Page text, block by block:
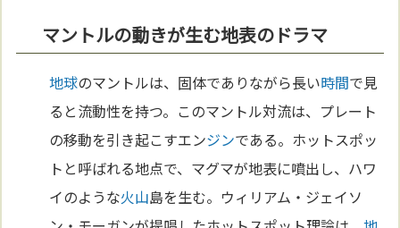
マントルの動きが生む地表のドラマ
地球のマントルは、固体でありながら長い時間で見
ると流動性を持つ。このマントル対流は、プレート
の移動を引き起こすエンジンである。ホットスポッ
トと呼ばれる地点で、マグマが地表に噴出し、ハワ
イのような火山島を生む。ウィリアム・ジェイソ